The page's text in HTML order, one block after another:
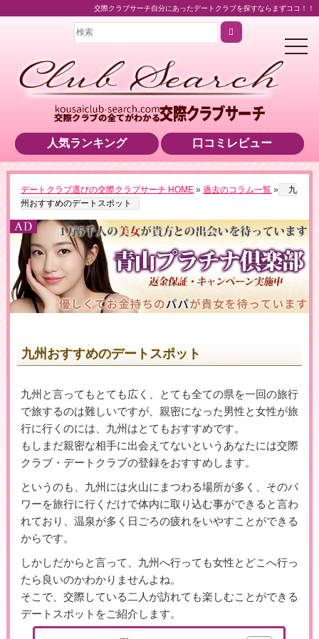
交際クラブサーチ自分にあったデートクラブを探すならまずココ！！
t
o
i
a
t
i
o
n
人気ランキング 口コミレビュー
デートクラブ選びの交際クラブサーチ HOME » 過去のコラム一覧 »
九
州おすすめのデートスポット
▶男性用公式HPへのリンクです
九州おすすめのデートスポット
九州と言ってもとても広く、とても全ての県を一回の旅行
で旅するのは難しいですが、親密になった男性と女性が旅
行に行くのには、九州はとてもおすすめです。
もしまだ親密な相手に出会えてないというあなたには交際
クラブ・デートクラブの登録をおすすめします。
というのも、九州には火山にまつわる場所が多く、そのパ
ワーを旅行に行くだけで体内に取り込む事ができると言わ
れており、温泉が多く日ごろの疲れをいやすことができる
からです。
しかしだからと言って、九州へ行っても女性とどこへ行っ
たら良いのかわかりませんよね。
そこで、交際している二人が訪れても楽しむことができる
デートスポットをご紹介します。